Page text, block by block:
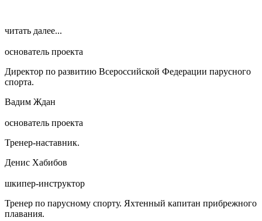
читать далее...
основатель проекта
Директор по развитию Всероссийской Федерации парусного
спорта.
Вадим Ждан
основатель проекта
Тренер-наставник.
Денис Хабибов
шкипер-инструктор
Тренер по парусному спорту. Яхтенный капитан прибрежного
плавания.